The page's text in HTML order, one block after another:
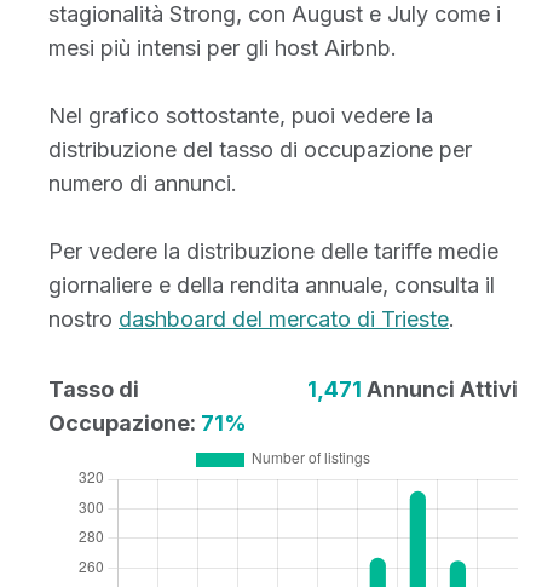
stagionalità Strong, con August e July come i
mesi più intensi per gli host Airbnb.
Nel grafico sottostante, puoi vedere la
distribuzione del tasso di occupazione per
numero di annunci.
Per vedere la distribuzione delle tariffe medie
giornaliere e della rendita annuale, consulta il
nostro dashboard del mercato di Trieste.
Tasso di
Occupazione: 71%
1,471 Annunci Attivi